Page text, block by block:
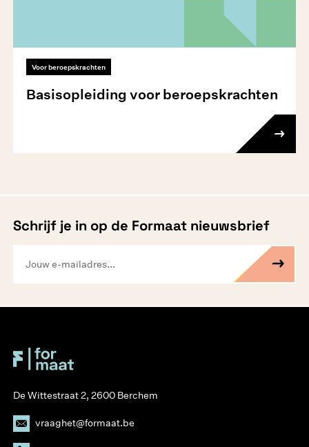
Voor beroepskrachten
Basisopleiding voor beroepskrachten
Schrijf je in op de Formaat nieuwsbrief
De Wittestraat 2, 2600 Berchem
vraaghet@formaat.be